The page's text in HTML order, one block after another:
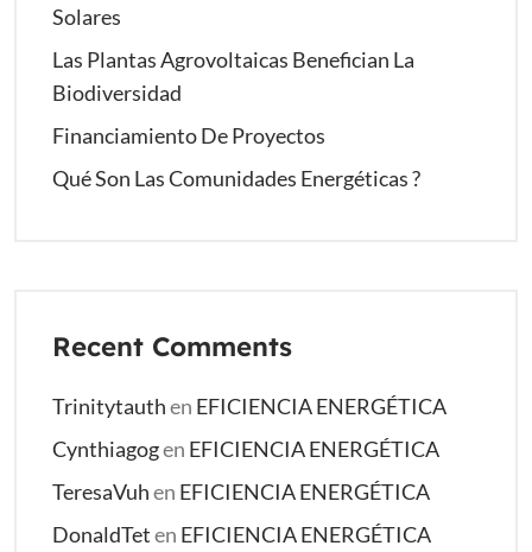
Solares
Las Plantas Agrovoltaicas Benefician La
Biodiversidad
Financiamiento De Proyectos
Qué Son Las Comunidades Energéticas ?
Recent Comments
Trinitytauthen EFICIENCIA ENERGÉTICA
Cynthiagogen EFICIENCIA ENERGÉTICA
TeresaVuhen EFICIENCIA ENERGÉTICA
DonaldTeten EFICIENCIA ENERGÉTICA